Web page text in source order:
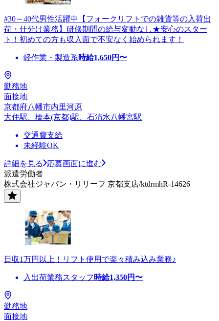
#30～40代男性活躍中【フォークリフトでの雑貨等の入荷出
荷・仕分け業務】研修期間の給与変動なし★安心のスター
ト！初めての方も収入面で不安なく始められます！
軽作業・製造系時給1,650円〜
勤務地
面接地
京都府八幡市内里河原
大住駅、橋本(京都)駅、石清水八幡宮駅
交通費支給
未経験OK
詳細を見る
応募画面に進む
派遣労働者
株式会社ジャパン・リリーフ 京都支店/ktdrmhR-14626
日収1万円以上！リフト使用で楽々積み込み業務♪
入出荷業務スタッフ 時給1,350円〜
勤務地
面接地